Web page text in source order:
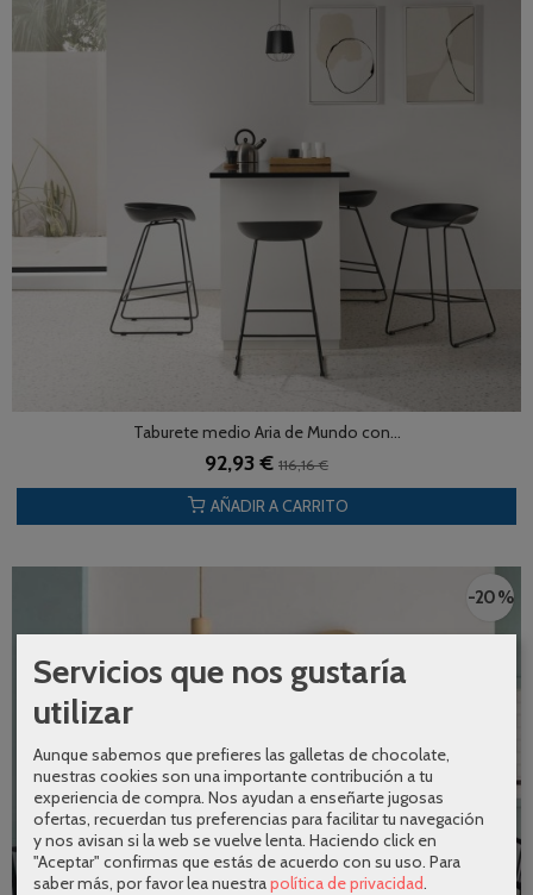
Taburete medio Aria de Mundo con...
92,93 € 116,16 €
AÑADIR A CARRITO
-20 %
Servicios que nos gustaría
utilizar
Aunque sabemos que prefieres las galletas de chocolate,
nuestras cookies son una importante contribución a tu
experiencia de compra. Nos ayudan a enseñarte jugosas
ofertas, recuerdan tus preferencias para facilitar tu navegación
y nos avisan si la web se vuelve lenta. Haciendo click en
"Aceptar" confirmas que estás de acuerdo con su uso. Para
saber más, por favor lea nuestrapolítica de privacidad